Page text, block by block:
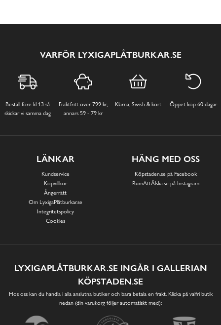
VARFÖR LYXIGAPLÅTBURKAR.SE
Beställ före kl 13 så
skickar vi samma dag
Fraktfritt över 799 kr,
annars 59 - 79 kr
Klarna, Swish & kort Öppet köp 60 dagar
LÄNKAR
Kundservice
Köpvillkor
Ångerrätt
Om LyxigaPlåtburkar.se
Integritetspolicy
Cookies
HÄNG MED OSS
Köpstaden.se på Facebook
RumAttÄlska.se på Instagram
LYXIGAPLÅTBURKAR.SE INGÅR I GALLERIAN
KÖPSTADEN.SE
Hos oss kan du handla i alla anslutna butiker och bara betala en frakt. Klicka på valfri butik
nedan (din varukorg följer automatiskt med):